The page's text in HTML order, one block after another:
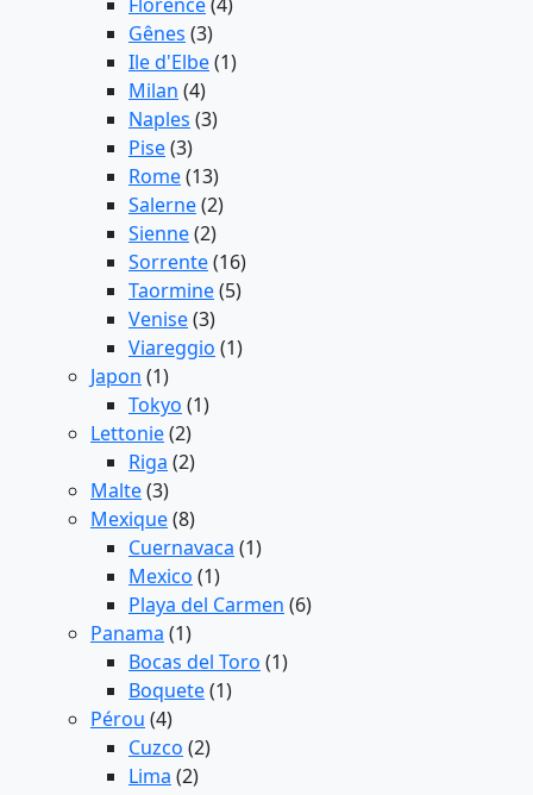
Gênes (3)
Ile d'Elbe(1)
Milan (4)
Naples (3)
Pise(3)
Rome(13)
Salerne(2)
Sienne(2)
Sorrente(16)
Taormine(5)
Venise(3)
Viareggio (1)
Japon (1)
Tokyo (1)
Lettonie(2)
Riga (2)
Malte(3)
Mexique(8)
Cuernavaca (1)
Mexico (1)
Playa del Carmen (6)
Panama (1)
Bocas del Toro (1)
Boquete(1)
Pérou (4)
Cuzco (2)
Lima (2)